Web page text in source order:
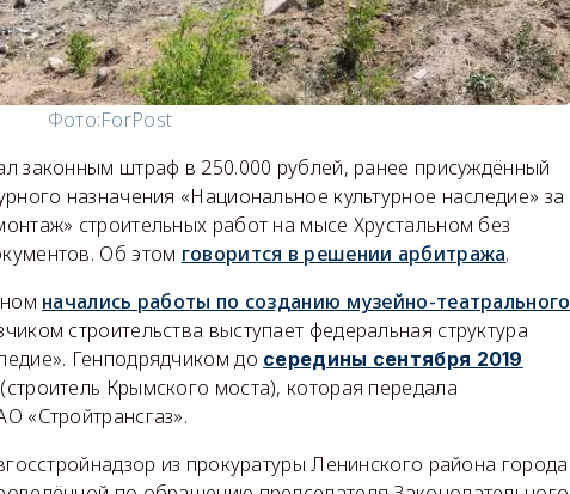
Фото:ForPost
законным штраф в 250.000 рублей, ранее присуждённый
назначения «Национальное культурное наследие» за
строительных работ на мысе Хрустальном без
Об этом говорится в решении арбитража.
начались работы по созданию музейно-театрального
строительства выступает федеральная структура
Генподрядчиком до середины сентября 2019
Крымского моста), которая передала
«Стройтрансгаз».
из прокуратуры Ленинского района города